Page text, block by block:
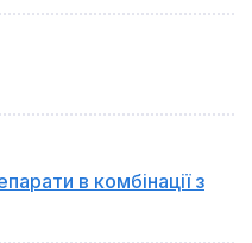
в комбінації з